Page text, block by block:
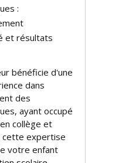
:
et résultats
bénéficie d'une
dans
des
ayant occupé
collège et
cette expertise
votre enfant